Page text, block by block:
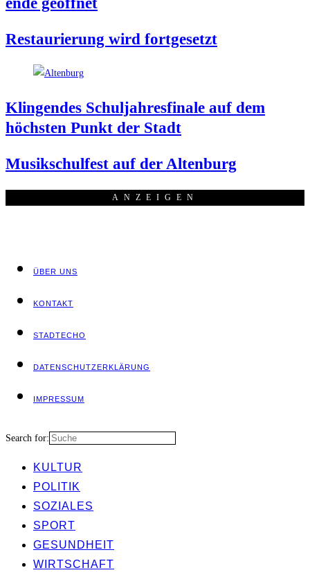
Restau­rie­rung wird fortgesetzt
Klin­gen­des Schul­jah­res­fi­na­le auf dem
höchs­ten Punkt der Stadt
Musik­schul­fest auf der Altenburg
ANZEI­GEN
ÜBER UNS
KON­TAKT
STADT­ECHO
DATEN­SCHUTZ­ER­KLÄ­RUNG
IMPRES­SUM
Search for:
KUL­TUR
POLI­TIK
SOZIA­LES
SPORT
GESUND­HEIT
WIRT­SCHAFT